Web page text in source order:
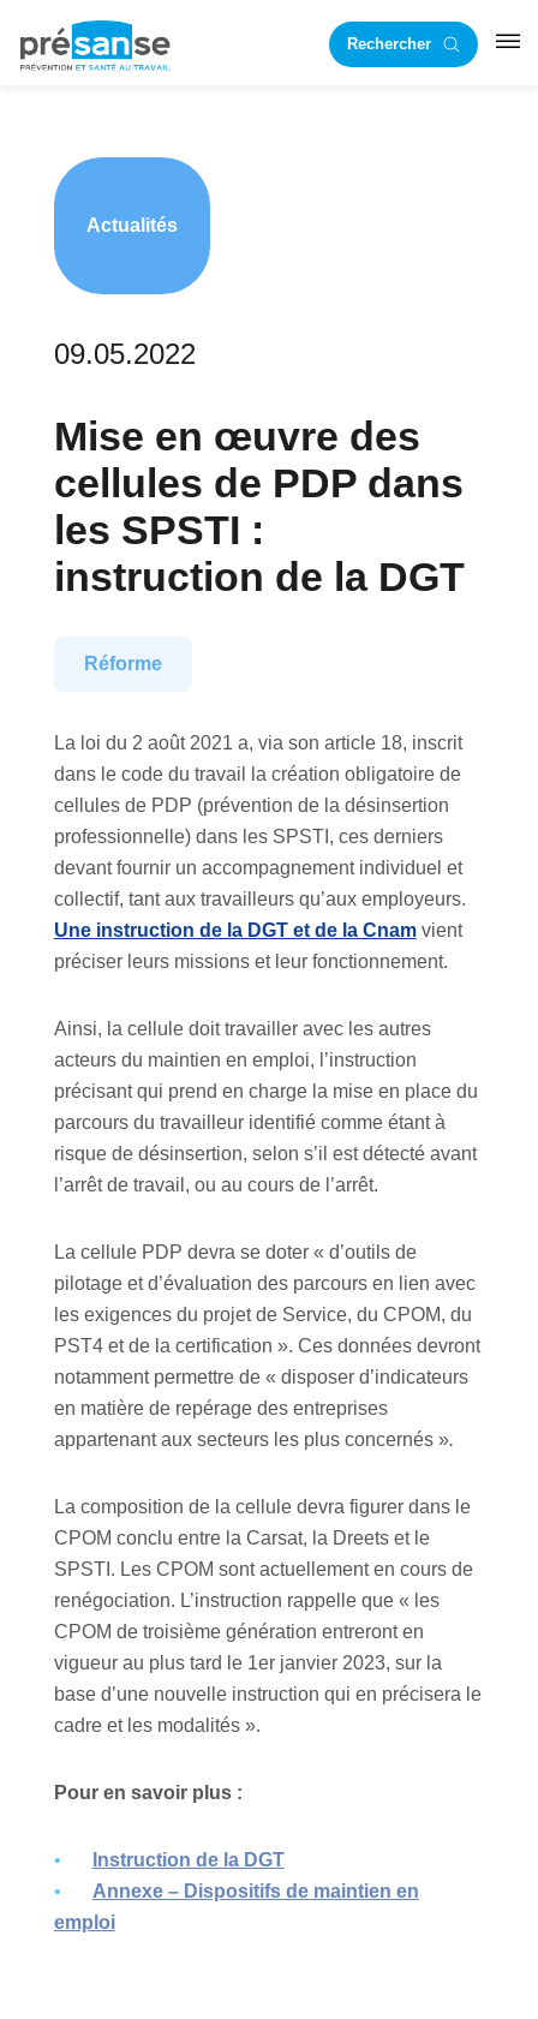
principale
RechercherRST
Actualités
09.05.2022
Mise en œuvre des
cellules de PDP dans
les SPSTI :
instruction de la DGT
Réforme
La loi du 2 août 2021 a, via son article 18, inscrit
dans le code du travail la création obligatoire de
cellules de PDP (prévention de la désinsertion
professionnelle) dans les SPSTI, ces derniers
devant fournir un accompagnement individuel et
collectif, tant aux travailleurs qu’aux employeurs.
Une instruction de la DGT et de la Cnamvient
préciser leurs missions et leur fonctionnement.
Ainsi, la cellule doit travailler avec les autres
acteurs du maintien en emploi, l’instruction
précisant qui prend en charge la mise en place du
parcours du travailleur identifié comme étant à
risque de désinsertion, selon s’il est détecté avant
l’arrêt de travail, ou au cours de l’arrêt.
La cellule PDP devra se doter « d’outils de
pilotage et d’évaluation des parcours en lien avec
les exigences du projet de Service, du CPOM, du
PST4 et de la certification ». Ces données devront
notamment permettre de « disposer d’indicateurs
en matière de repérage des entreprises
appartenant aux secteurs les plus concernés ».
La composition de la cellule devra figurer dans le
CPOM conclu entre la Carsat, la Dreets et le
SPSTI. Les CPOM sont actuellement en cours de
renégociation. L’instruction rappelle que « les
CPOM de troisième génération entreront en
vigueur au plus tard le 1er janvier 2023, sur la
base d’une nouvelle instruction qui en précisera le
cadre et les modalités ».
Pour en savoir plus :
Instruction de la DGT
Annexe – Dispositifs de maintien en
emploi